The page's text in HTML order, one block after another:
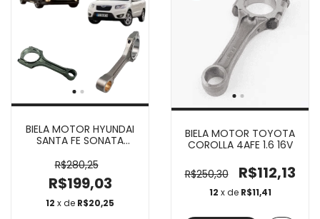
BIELA MOTOR HYUNDAI
SANTA FE SONATA
OPTIMA SORENTO
SPORTAGE G4KE 2.4
16V
R$280,25
R$199,03
12 x de R$20,25
BIELA MOTOR TOYOTA
COROLLA 4AFE 1.6 16V
R$250,30 R$112,13
12 x de R$11,41